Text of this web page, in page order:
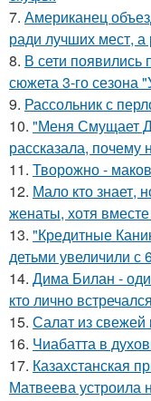
7. Американец
ради лучших мест, а
8. В сети появились
сюжета 3-го сезона
9. Рассольник с
10. "Меня Смущает
рассказала, почему
11. Творожно -
12. Мало кто знает,
женаты, хотя
13. "Кредитные
детьми увеличили с
14. Дима Билан -
кто лично
15. Салат из свежей
16. Чиабатта в
17. Казахстанская
Матвеева устроила